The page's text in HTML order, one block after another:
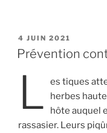
PUBLIÉ
LE
4 JUIN 2021
Prévention
L
es tiques
herbes
hôte auquel
rassasier. Leurs